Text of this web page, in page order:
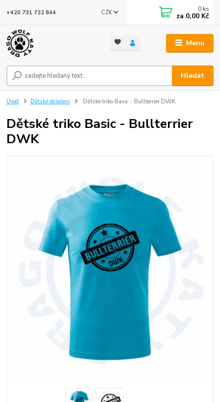
Menu
CZK
Hledat
+420 731 722 844 0 ks
za 0,00 Kč
Úvod Dětské oblečení Dětské triko Basic - Bullterrier DWK
Dětské triko Basic - Bullterrier
DWK